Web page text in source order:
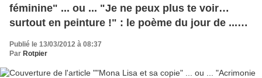
féminine" ... ou ... "Je ne peux plus te voir…
surtout en peinture !" : le poème du jour de ...
Publié le 13/03/2012 à 08:37
Par Rotpier